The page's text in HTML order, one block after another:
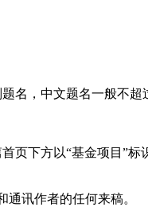
，中文题名一般不超
下方以“基金项目”
讯作者的任何来稿。